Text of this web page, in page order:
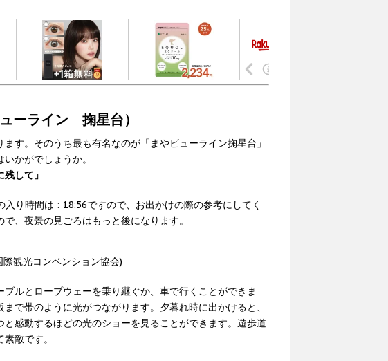
ーライン 掬星台）
す。そのうち最も有名なのが「まやビューライン掬星台」
かがでしょうか。
して」
り時間は : 18:56ですので、お出かけの際の参考にしてく
、夜景の見ごろはもっと後になります。
観光コンベンション協会)
ルとロープウェーを乗り継ぐか、車で行くことができま
で帯のように光がつながります。夕暮れ時に出かけると、
感動するほどの光のショーを見ることができます。遊歩道
敵です。